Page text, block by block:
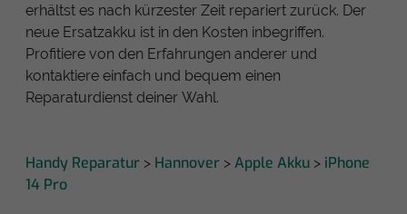
erhältst es nach kürzester Zeit repariert zurück. Der
neue Ersatzakku ist in den Kosten inbegriffen.
Profitiere von den Erfahrungen anderer und
kontaktiere einfach und bequem einen
Reparaturdienst deiner Wahl.
Handy Reparatur > Hannover > Apple Akku > iPhone
14 Pro